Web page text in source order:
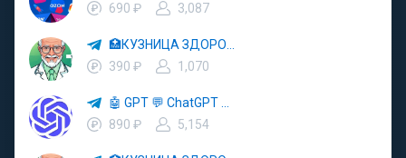
690 ₽
3,087
390 ₽
1,070
890 ₽
5,154